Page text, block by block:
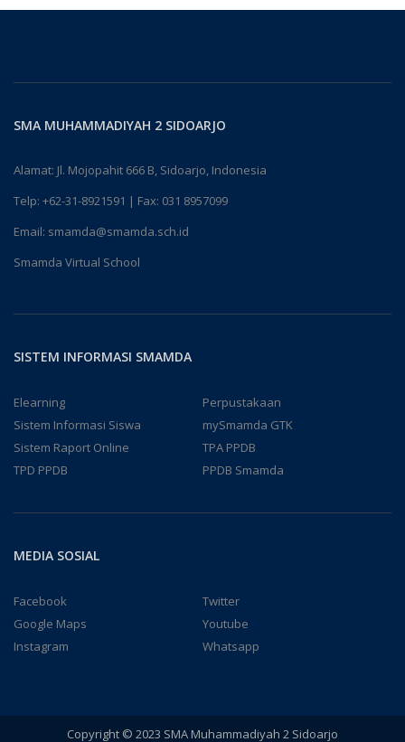
SMA MUHAMMADIYAH 2 SIDOARJO
Alamat: Jl. Mojopahit 666 B, Sidoarjo, Indonesia
Telp: +62-31-8921591 | Fax: 031 8957099
Email: smamda@smamda.sch.id
Smamda Virtual School
SISTEM INFORMASI SMAMDA
Elearning
Perpustakaan
Sistem Informasi Siswa
mySmamda GTK
Sistem Raport Online
TPA PPDB
TPD PPDB
PPDB Smamda
MEDIA SOSIAL
Facebook
Twitter
Google Maps
Youtube
Instagram
Whatsapp
Copyright © 2023 SMA Muhammadiyah 2 Sidoarjo